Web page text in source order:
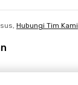
Hubungi Tim Kami